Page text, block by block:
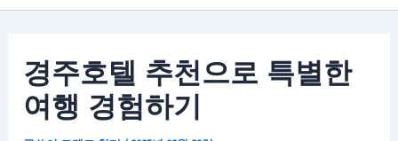
경주호텔 추천으로 특별한
여행 경험하기